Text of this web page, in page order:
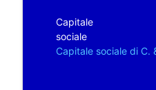
Capitale
sociale
Capitale sociale di C.